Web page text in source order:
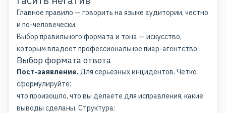
Главное правило — говорить на языке аудитории, честно
и по-человечески.
Выбор правильного формата и тона — искусство,
которым владеет профессиональное пиар-агентство.
Выбор формата ответа
Пост-заявление.Для серьезных инцидентов. Четко
сформулируйте:
что произошло, что вы делаете для исправления, какие
выводы сделаны. Структура: